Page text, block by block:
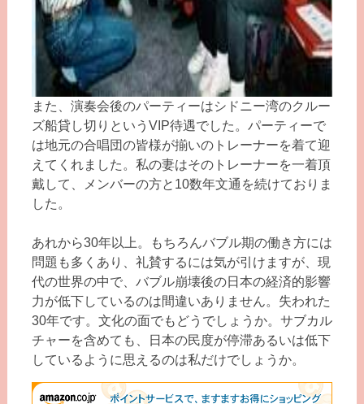
また、演奏会後のパーティーはシドニー湾のクルー
ズ船貸し切りというVIP待遇でした。パーティーで
は地元の合唱団の皆様が揃いのトレーナーを着て迎
えてくれました。私の妻はそのトレーナーを一着頂
戴して、メンバーの方と10数年文通を続けておりま
した。
あれから30年以上。もちろんバブル期の働き方には
問題も多くあり、礼賛するには気が引けますが、現
代の世界の中で、バブル崩壊後の日本の経済的影響
力が低下しているのは間違いありません。失われた
30年です。文化の面でもどうでしょうか。サブカル
チャーを含めても、日本の民度が停滞あるいは低下
しているように思えるのは私だけでしょうか。